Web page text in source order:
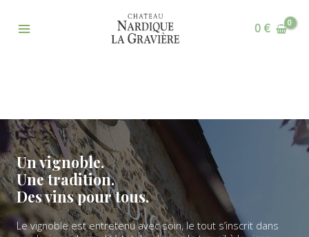
0 €
Un vignoble.
Une tradition.
Des vins pour tous.
Le vignoble est entretenu avec soin, le tout s’inscrit dans